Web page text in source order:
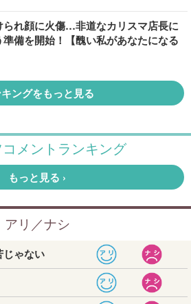
られ顔に火傷…非道なカリスマ店長に
備を開始！【醜い私があなたになる
ングをもっと見る